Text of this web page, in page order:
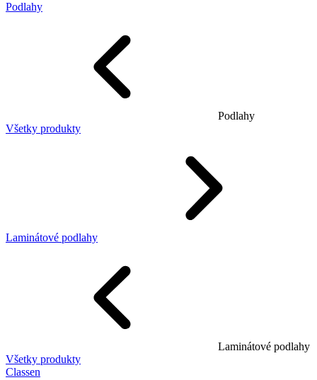
Podlahy
Podlahy
Všetky produkty
Laminátové podlahy
Laminátové podlahy
Všetky produkty
Classen